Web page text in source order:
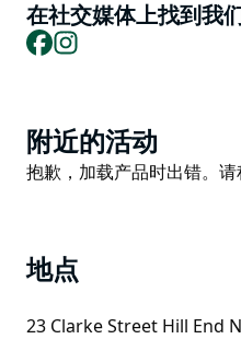
酒吧氛围，是您在探索完村
和风景优美的观景点后，与
心，聆听柔和的音乐，感受
参观希尔恩德遗产中心，深
发您的无限遐想。
热爱自然的您，可在夏季
漫步于榆树、橡树、蒙特利
在社交媒体上找到我们
Facebook
Product
List
附近的活动
Product
抱歉，加载产品时出错。请
地点
23 Clarke Street Hill End